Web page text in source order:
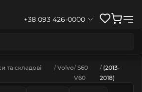
+38 093 426-0000
та складові
Volvo S60
V60
(2013-
2018)